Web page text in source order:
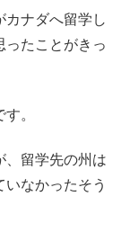
カナダへ留学し
ったことがきっ
。
、留学先の州は
なかったそう